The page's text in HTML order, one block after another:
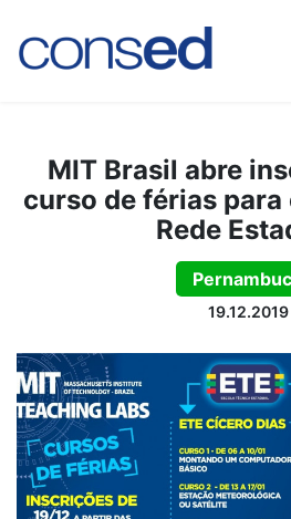
MIT Brasil abre
curso de férias para
Rede
19.12.2019